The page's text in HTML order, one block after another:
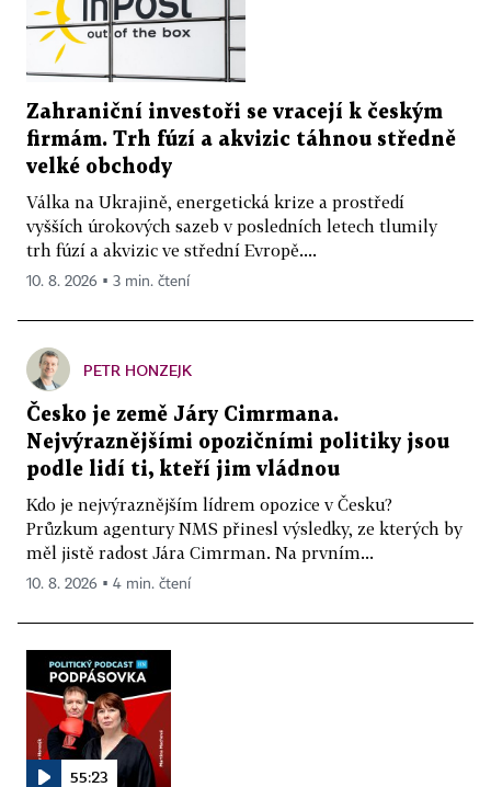
Zahraniční investoři se vracejí k českým
firmám. Trh fúzí a akvizic táhnou středně
velké obchody
Válka na Ukrajině, energetická krize a prostředí
vyšších úrokových sazeb v posledních letech tlumily
trh fúzí a akvizic ve střední Evropě....
10. 8. 2026 ▪ 3 min. čtení
PETR HONZEJK
Česko je země Járy Cimrmana.
Nejvýraznějšími opozičními politiky jsou
podle lidí ti, kteří jim vládnou
Kdo je nejvýraznějším lídrem opozice v Česku?
Průzkum agentury NMS přinesl výsledky, ze kterých by
měl jistě radost Jára Cimrman. Na prvním...
10. 8. 2026 ▪ 4 min. čtení
55:23